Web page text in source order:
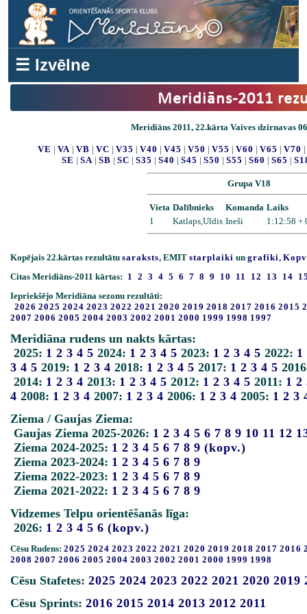
☰ Izvēlne
Meridiāns-2011
Meridiāns 2011, 22.kārta Vaives dzirnavas
VE | VA | VB | VC | V35 | V40 | V45 | V50 | V55 | V60 | V65 | V70 |
SE | SA| SB | SC | S35 | S40 | S45 | S50 | S55 | S60 | S65 |
Grupa V18
Vieta Dalībnieks Komanda Laiks
1
Katlaps,Uldis Ineši 1:12:58 +
Kopējais 22.kārtas rezultātu saraksts, EMIT starplaiki un grafiki,
Citas Meridiāns-2011 kārtas: 1 2 3 4 5 6 7 8 9 10 11 12 13 14
Iepriekšējo Meridiāna sezonu rezultāti:
2026 2025 2024 2023 2022 2021 2020 2019 2018 2017 2016 2015
2007 2006 2005 2004 2003 2002 2001 2000 1999 1998 1997
Meridiāna rudens un nakts kārtas:
2025: 1 2 3 4 5 2024: 1 2 3 4 5 2023: 1 2 3 4 5 2022: 1
3 4 5 2019: 1 2 3 4 2018: 1 2 3 4 5 2017: 1 2 3 4 5
2014: 1 2 3 4 2013: 1 2 3 4 5 2012: 1 2 3 4 5 2011: 1 2
4 2008: 1 2 3 4 2007: 1 2 3 4 2006: 1 2 3 4 2005: 1 2 3
Ziema / Gaujas Ziema:
Gaujas Ziema 2025-2026: 1 2 3 4 5 6 7 8 9 10 11 12
Ziema 2024-2025: 1 2 3 4 5 6 7 8 9 (kopv.)
Ziema 2023-2024: 1 2 3 4 5 6 7 8 9
Ziema 2022-2023: 1 2 3 4 5 6 7 8 9
Ziema 2021-2022: 1 2 3 4 5 6 7 8 9
Vidzemes Telpu orientēšanās līga:
2026: 1 2 3 4 5 6 (kopv.)
Cēsu Rudens: 2025 2024 2023 2022 2021 2020 2019 2018 2017 2016
2008 2007 2006 2005 2004 2003 2002 2001 2000 1999 1998
Cēsu Stafetes: 2025 2024 2023 2022 2021 2020 2019
Cēsu Sprints: 2016 2015 2014 2013 2012 2011